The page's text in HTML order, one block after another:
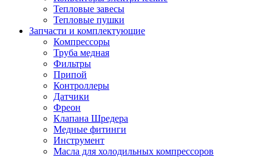
Тепловые завесы
Тепловые пушки
Запчасти и комплектующие
Компрессоры
Труба медная
Фильтры
Припой
Контроллеры
Датчики
Фреон
Клапана Шредера
Медные фитинги
Инструмент
Масла для холодильных компрессоров